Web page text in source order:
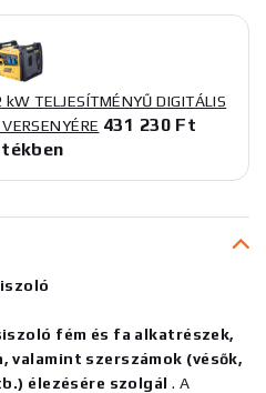
TELJESÍTMÉNYŰ DIGITÁLIS
431 230 Ft
fém és fa alkatrészek,
valamint szerszámok (vésők,
élezésére szolgál . A